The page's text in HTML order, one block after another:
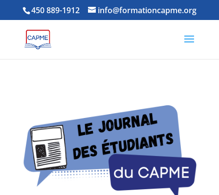
450 889-1912 info@formationcapme.org